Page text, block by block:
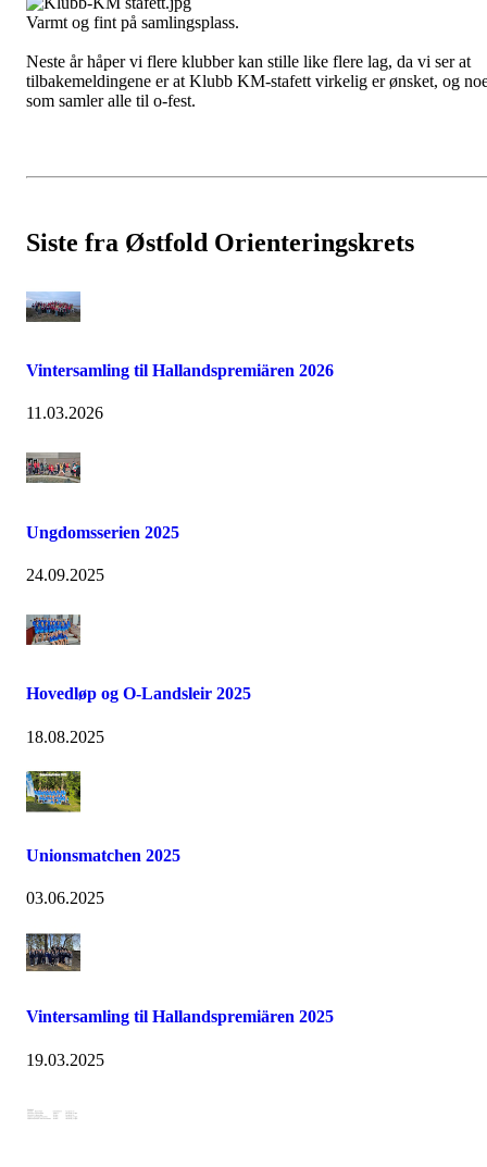
Varmt og fint på samlingsplass.
Neste år håper vi flere klubber kan stille like flere lag, da vi ser at
tilbakemeldingene er at Klubb KM-stafett virkelig er ønsket, og
som samler alle til o-fest.
Siste fra Østfold Orienteringskrets
Vintersamling til Hallandspremiären 2026
11.03.2026
Ungdomsserien 2025
24.09.2025
Hovedløp og O-Landsleir 2025
18.08.2025
Unionsmatchen 2025
03.06.2025
Vintersamling til Hallandspremiären 2025
19.03.2025